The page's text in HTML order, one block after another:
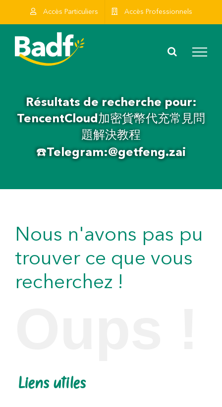
Accès Particuliers Accès Professionnels
Résultats de recherche pour:
TencentCloud加密貨幣代充常見問
題解決教程
☎️Telegram:@getfeng.zai
Nous n'avons pas pu
trouver ce que vous
recherchez !
Liens utiles